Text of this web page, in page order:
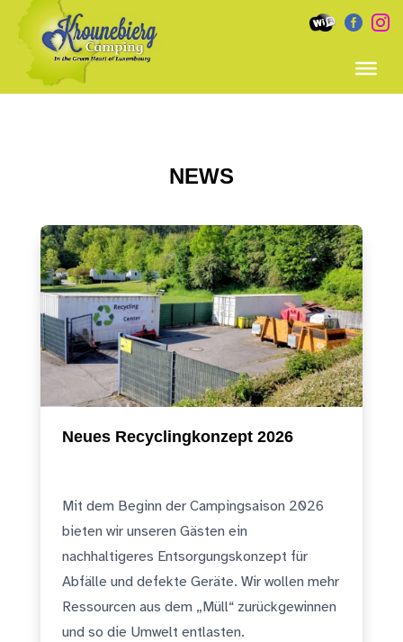
 
NEWS
Neues Recyclingkonzept 2026
Mit dem Beginn der Campingsaison 2026
bieten wir unseren Gästen ein
nachhaltigeres Entsorgungskonzept für
Abfälle und defekte Geräte. Wir wollen mehr
Ressourcen aus dem „Müll“ zurückgewinnen
und so die Umwelt entlasten.